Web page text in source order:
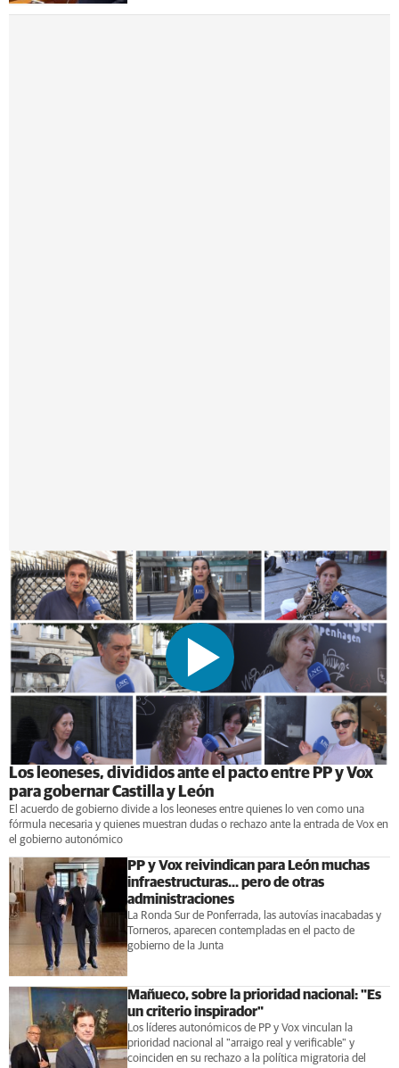
Los leoneses, divididos ante el pacto entre PP y Vox
para gobernar Castilla y León
El acuerdo de gobierno divide a los leoneses entre quienes lo ven como una
fórmula necesaria y quienes muestran dudas o rechazo ante la entrada de Vox en
el gobierno autonómico
PP y Vox reivindican para León muchas
infraestructuras... pero de otras
administraciones
La Ronda Sur de Ponferrada, las autovías inacabadas y
Torneros, aparecen contempladas en el pacto de
gobierno de la Junta
Mañueco, sobre la prioridad nacional: "Es
un criterio inspirador"
Los líderes autonómicos de PP y Vox vinculan la
prioridad nacional al "arraigo real y verificable" y
coinciden en su rechazo a la política migratoria del